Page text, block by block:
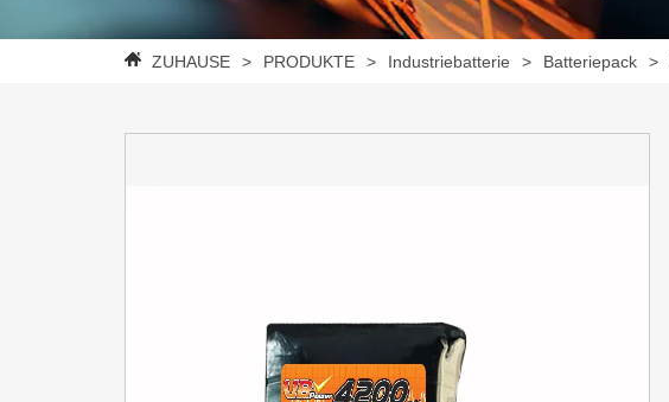
ZUHAUSE > PRODUKTE > Industriebatterie > Batteriepack >